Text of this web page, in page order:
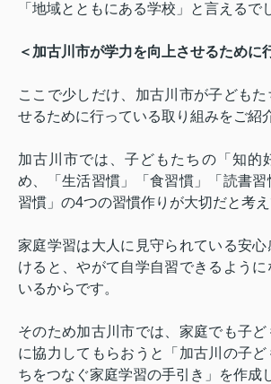
「地域とともにある学校」と言えるで
＜加古川市が学力を向上させるために
ここで少しだけ、加古川市が子どもた
せるために行っている取り組みをご紹
加古川市では、子どもたちの「知的
め、「生活習慣」「食習慣」「読書
習慣」の4つの習慣作りが大切だと考え
家庭学習は大人に見守られている安
けると、やがて自学自習できるよう
いるからです。
そのため加古川市では、家庭でも子
に協力してもらおうと「加古川の子
ちをつなぐ家庭学習の手引き」を作成